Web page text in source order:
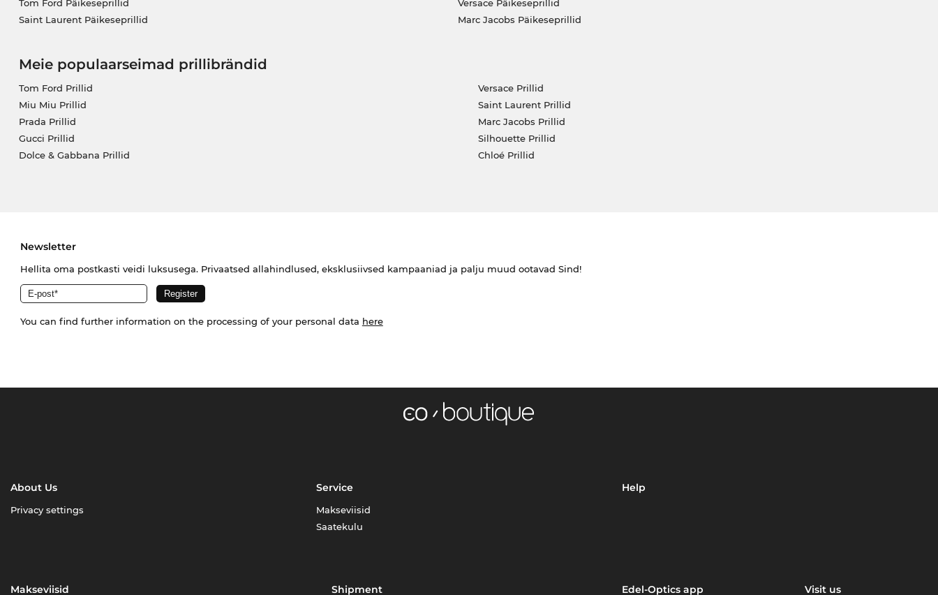
Tom Ford Päikeseprillid
Saint Laurent Päikeseprillid
Versace Päikeseprillid
Marc Jacobs Päikeseprillid
Meie populaarseimad prillibrändid
Tom Ford Prillid
Miu Miu Prillid
Prada Prillid
Gucci Prillid
Dolce & Gabbana Prillid
Versace Prillid
Saint Laurent Prillid
Marc Jacobs Prillid
Silhouette Prillid
Chloé Prillid
Newsletter
Hellita oma postkasti veidi luksusega. Privaatsed allahindlused, eksklusiivsed kampaaniad ja palju muud ootavad Sind!
You can find further information on the processing of your personal data here
About Us
Privacy settings
Service
Makseviisid
Saatekulu
Help
Makseviisid Shipment Edel-Optics app Visit us